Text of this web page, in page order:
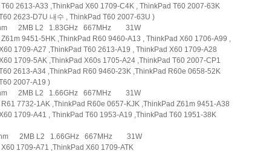
2613-A33 ,ThinkPad X60 1709-C4K , ThinkPad T60 2007-63K
2623-D7U 내수 , ThinkPad T60 2007-63U )
2MB L2 1.83GHz 667MHz 31W
9451-5HK ,ThinkPad R60 9460-A13 , ThinkPad X60 1706-A99 ,
1709-A27 ,ThinkPad T60 2613-A19 , ThinkPad X60 1709-A28
1709-5AK ,ThinkPad X60s 1705-A24 ,ThinkPad T60 2007-CP1
2613-A34 ,ThinkPad R60 9460-23K ,ThinkPad R60e 0658-52K
2007-A19 )
2MB L2 1.66GHz 667MHz 31W
7732-1AK ,ThinkPad R60e 0657-KJK ,ThinkPad Z61m 9451-A38
1709-A41 , ThinkPad T60 1953-A19 ,ThinkPad T60 1951-38K
2MB L2 1.66GHz 667MHz 31W
1709-A71 ,ThinkPad X60 1709-ATK